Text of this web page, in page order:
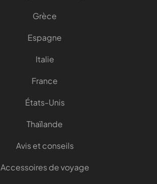
Grèce
Espagne
Italie
France
États-Unis
Thaïlande
Avis et conseils
Accessoires de voyage